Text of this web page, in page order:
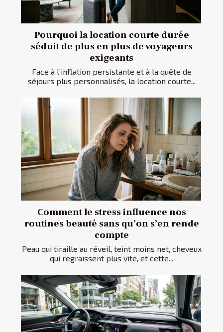
Pourquoi la location courte durée
séduit de plus en plus de voyageurs
exigeants
Face à l’inflation persistante et à la quête de
séjours plus personnalisés, la location courte...
Comment le stress influence nos
routines beauté sans qu’on s’en rende
compte
Peau qui tiraille au réveil, teint moins net, cheveux
qui regraissent plus vite, et cette...